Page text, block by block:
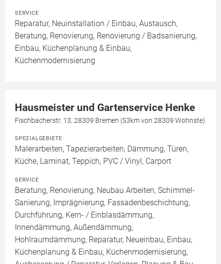
SERVICE
Reparatur, Neuinstallation / Einbau, Austausch,
Beratung, Renovierung, Renovierung / Badsanierung,
Einbau, Küchenplanung & Einbau,
Küchenmodernisierung
Hausmeister und Gartenservice Henke
Fischbacherstr. 13, 28309 Bremen (53km von 28309 Wohnste)
SPEZIALGEBIETE
Malerarbeiten, Tapezierarbeiten, Dämmung, Türen,
Küche, Laminat, Teppich, PVC / Vinyl, Carport
SERVICE
Beratung, Renovierung, Neubau Arbeiten, Schimmel-
Sanierung, Imprägnierung, Fassadenbeschichtung,
Durchführung, Kern- / Einblasdämmung,
Innendämmung, Außendämmung,
Hohlraumdämmung, Reparatur, Neueinbau, Einbau,
Küchenplanung & Einbau, Küchenmodernisierung,